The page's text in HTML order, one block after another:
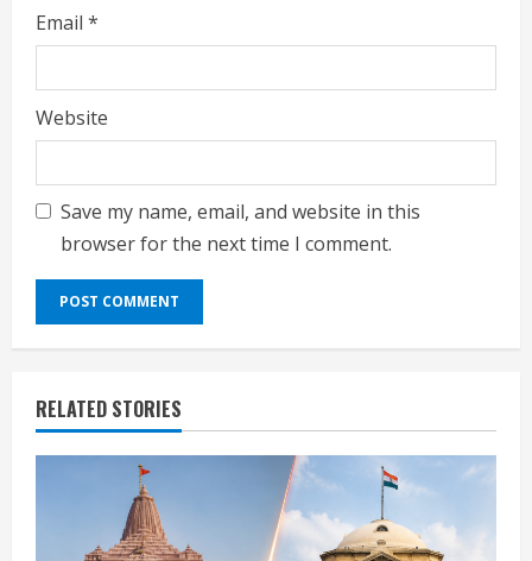
Email *
Website
Save my name, email, and website in this
browser for the next time I comment.
RELATED STORIES